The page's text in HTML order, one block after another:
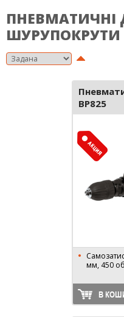
ПНЕВМАТИЧНІ
ШУРУПОКРУТИ
BP825
мм, 450
В